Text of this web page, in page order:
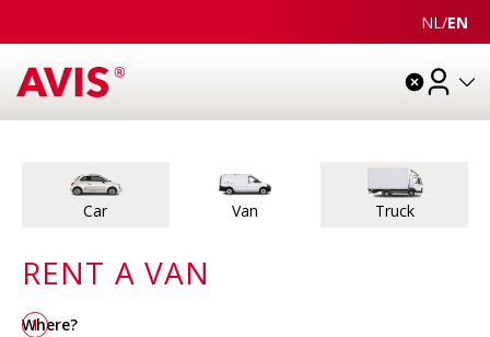
NL /EN
Choose a city, postal code or place
Vehicle type
Car Van Truck
RENT A VAN
1
Where?